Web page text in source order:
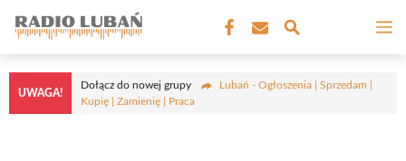
treści
UWAGA!
Dołącz do nowej grupy
Lubań - Ogłoszenia | Sprzedam |
Kupię | Zamienię | Praca